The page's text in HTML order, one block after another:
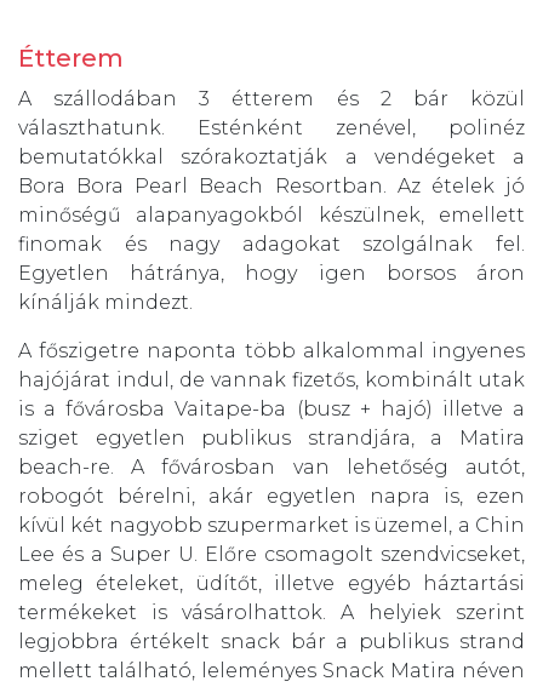
Étterem
A szállodában 3 étterem és 2 bár közül
választhatunk. Esténként zenével, polinéz
bemutatókkal szórakoztatják a vendégeket a
Bora Bora Pearl Beach Resortban. Az ételek jó
minőségű alapanyagokból készülnek, emellett
finomak és nagy adagokat szolgálnak fel.
Egyetlen hátránya, hogy igen borsos áron
kínálják mindezt.
A főszigetre naponta több alkalommal ingyenes
hajójárat indul, de vannak fizetős, kombinált utak
is a fővárosba Vaitape-ba (busz + hajó) illetve a
sziget egyetlen publikus strandjára, a Matira
beach-re. A fővárosban van lehetőség autót,
robogót bérelni, akár egyetlen napra is, ezen
kívül két nagyobb szupermarket is üzemel, a Chin
Lee és a Super U. Előre csomagolt szendvicseket,
meleg ételeket, üdítőt, illetve egyéb háztartási
termékeket is vásárolhattok. A helyiek szerint
legjobbra értékelt snack bár a publikus strand
mellett található, leleményes Snack Matira néven